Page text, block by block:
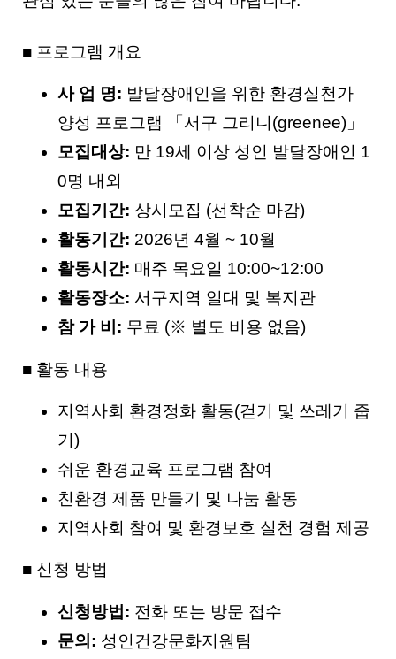
■ 프로그램 개요
사 업 명: 발달장애인을 위한 환경실천가
양성 프로그램 「서구 그리니(greenee)」
모집대상: 만 19세 이상 성인 발달장애인 1
0명 내외
모집기간: 상시모집 (선착순 마감)
활동기간: 2026년 4월 ~ 10월
활동시간: 매주 목요일 10:00~12:00
활동장소: 서구지역 일대 및 복지관
참 가 비: 무료 (※ 별도 비용 없음)
■ 활동 내용
지역사회 환경정화 활동(걷기 및 쓰레기 줍
기)
쉬운 환경교육 프로그램 참여
친환경 제품 만들기 및 나눔 활동
지역사회 참여 및 환경보호 실천 경험 제공
■ 신청 방법
신청방법: 전화 또는 방문 접수
문의: 성인건강문화지원팀